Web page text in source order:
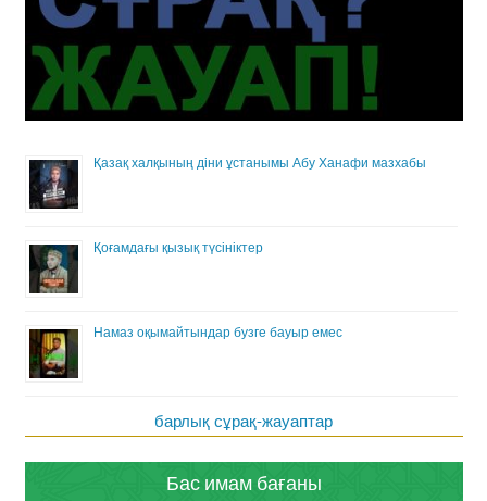
Қазақ халқының діни ұстанымы Абу Ханафи мазхабы
Қоғамдағы қызық түсініктер
Намаз оқымайтындар бузге бауыр емес
барлық сұрақ-жауаптар
Бас имам бағаны